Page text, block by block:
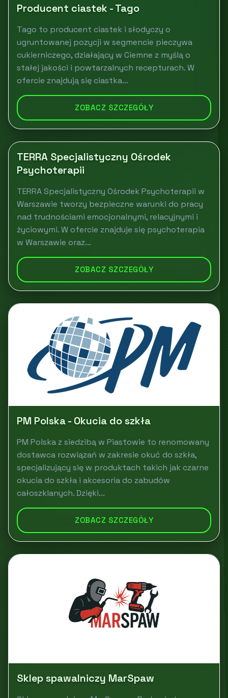
Producent ciastek - Tago
Tago to producent ciastek i słodyczy o
ugruntowanej pozycji w segmencie pieczywa
cukierniczego, działający w Ciemne z myślą o
stałej jakości i powtarzalnych recepturach. W
ofercie znajdują się ciastka...
ZOBACZ SZCZEGÓŁY
TERRA Specjalistyczny Ośrodek
Psychoterapii
TERRA Specjalistyczny Ośrodek Psychoterapii w
Warszawie tworzy bezpieczne warunki do pracy
nad trudnościami emocjonalnymi, relacyjnymi i
życiowymi. W ofercie znajduje się psychoterapia
w Warszawie oraz...
ZOBACZ SZCZEGÓŁY
PM Polska - Okucia do szkła
PM Polska z siedzibą w Piastowie to renomowany
dostawca rozwiązań w zakresie okuć do szkła,
specjalizujący się w produktach takich jak czarne
okucia do szkła i akcesoria do zabudów
całoszklanych. Dzięki...
ZOBACZ SZCZEGÓŁY
Sklep spawalniczy MarSpaw